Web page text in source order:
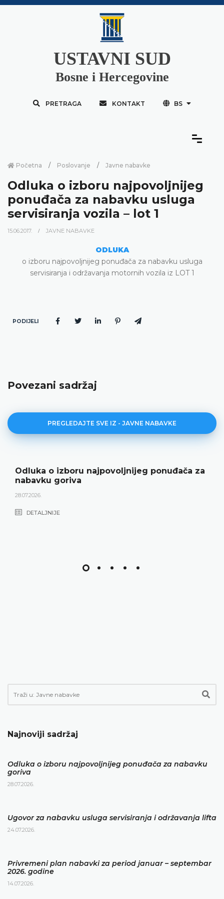
USTAVNI SUD
Bosne i Hercegovine
PRETRAGA KONTAKT BS
Početna Poslovanje Javne nabavke
Odluka o izboru najpovoljnijeg
ponuđača za nabavku usluga
servisiranja vozila – lot 1
15.06.2017. JAVNE NABAVKE
ODLUKA
o izboru najpovoljnijeg ponuđača za nabavku usluga
servisiranja i održavanja motornih vozila iz LOT 1
PODIJELI
Povezani sadržaj
PREGLEDAJTE SVE IZ - JAVNE NABAVKE
Odluka o izboru najpovoljnijeg ponuđača za
nabavku goriva
28.07.2026.
DETALJNIJE
Najnoviji sadržaj
Odluka o izboru najpovoljnijeg ponuđača za nabavku
goriva
28.07.2026.
Ugovor za nabavku usluga servisiranja i održavanja lifta
24.07.2026.
Privremeni plan nabavki za period januar – septembar
2026. godine
14.07.2026.